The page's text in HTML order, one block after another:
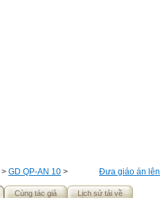
Đưa giáo án lên
> GD QP-AN 10 >
Cùng tác giả Lịch sử tải về